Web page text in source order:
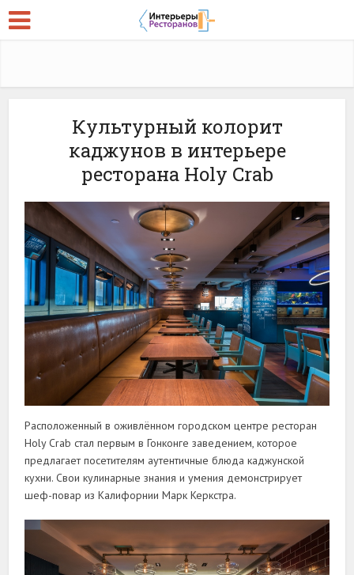
Культурный колорит
каджунов в интерьере
ресторана Holy Crab
Расположенный в оживлённом городском центре ресторан
Holy Crab стал первым в Гонконге заведением, которое
предлагает посетителям аутентичные блюда каджунской
кухни. Свои кулинарные знания и умения демонстрирует
шеф-повар из Калифорнии Марк Керкстра.